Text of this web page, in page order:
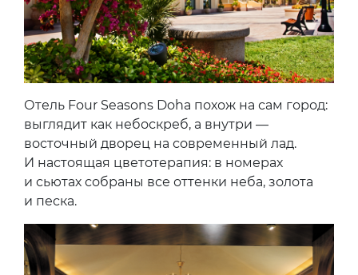
Отель Four Seasons Doha похож на сам город:
выглядит как небоскреб, а внутри —
восточный дворец на современный лад.
И настоящая цветотерапия: в номерах
и сьютах собраны все оттенки неба, золота
и песка.